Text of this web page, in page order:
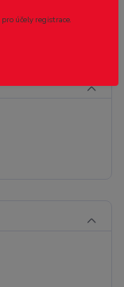
pro účely registrace.